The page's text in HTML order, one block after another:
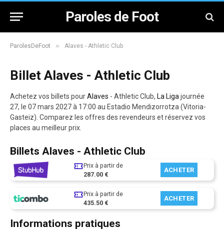
Paroles de Foot
ParolesDeFoot » Alaves - Athletic Club
Billet Alaves - Athletic Club
Achetez vos billets pourAlaves - Athletic Club, La Liga journée
27, le 07 mars 2027 à 17:00 au Estadio Mendizorrotza (Vitoria-
Gasteiz). Comparez les offres des revendeurs et réservez vos
places au meilleur prix.
Billets Alaves - Athletic Club
Prix à partir de
287.00 €
ACHETER
Prix à partir de
435.50 €
ACHETER
Informations pratiques